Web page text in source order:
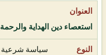
استعصاء دين الهداية والرحمة
سياسة شرعية